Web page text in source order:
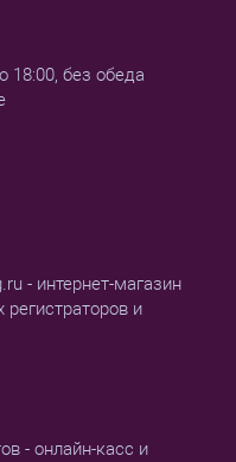
- интернет-магазин
и
- онлайн-касс и
18:00, без обеда